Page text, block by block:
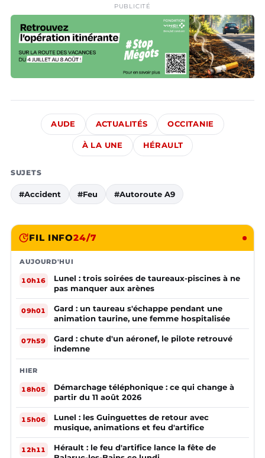
PUBLICITÉ
AUDE ACTUALITÉS OCCITANIE
À LA UNE HÉRAULT
SUJETS
#Accident #Feu #Autoroute A9
FIL INFO24/7
AUJOURD'HUI
10h16
Lunel : trois soirées de taureaux-piscines à ne
pas manquer aux arènes
09h01
Gard : un taureau s'échappe pendant une
animation taurine, une femme hospitalisée
07h59
Gard : chute d'un aéronef, le pilote retrouvé
indemne
HIER
18h05
Démarchage téléphonique : ce qui change à
partir du 11 août 2026
15h06
Lunel : les Guinguettes de retour avec
musique, animations et feu d'artifice
12h11
Hérault : le feu d'artifice lance la fête de